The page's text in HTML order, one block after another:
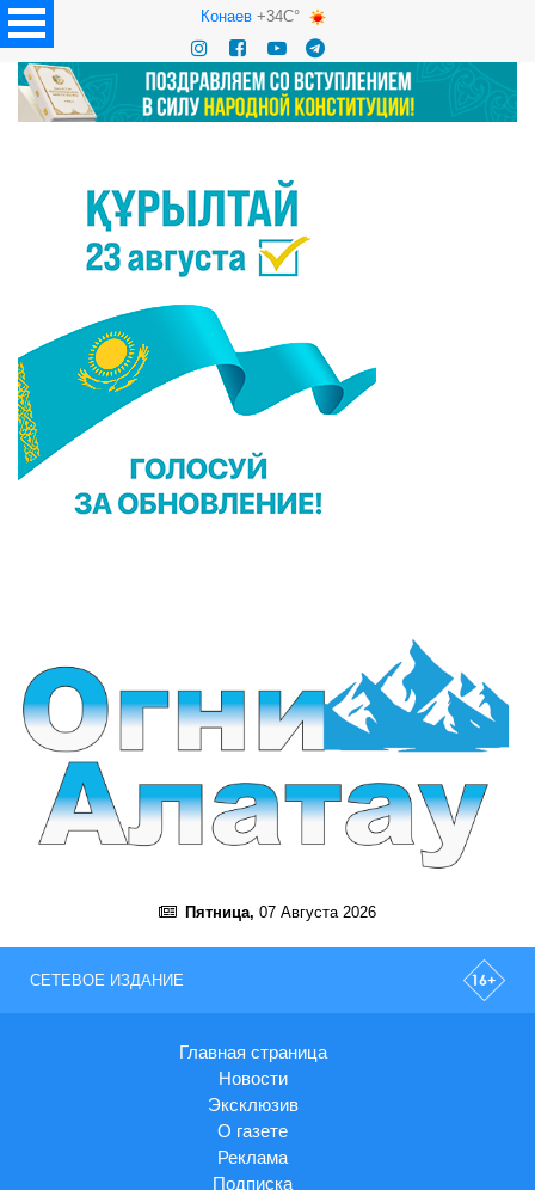
Конаев+34C°
Пятница, 07 Августа 2026
СЕТЕВОЕ ИЗДАНИЕ
Главная страница
Новости
Эксклюзив
О газете
Реклама
Подписка